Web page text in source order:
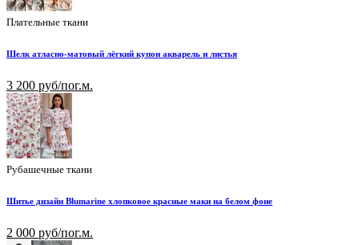
Плательные ткани
Шелк атласно-матовый лёгкий купон акварель и листья
3 200 руб/пог.м.
Рубашечные ткани
Шитье дизайн Blumarine хлопковое красные маки на белом фоне
2 000 руб/пог.м.